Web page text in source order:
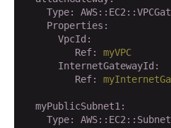
    Type:
    Properties:
      VpcId:
         Ref:
myVPC
      InternetGatewayId:
         Ref:
  myPublicSubnet1:
    Type:
AWS::EC2::Subnet